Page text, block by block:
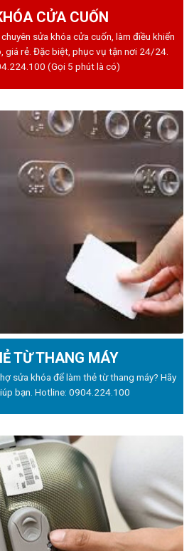
CỬA CUỐN
chuyên sửa khóa cửa cuốn, làm điều khiển
giá rẻ. Đặc biệt, phục vụ tận nơi 24/24.
(Gọi 5 phút là có)
TỪ THANG MÁY
sửa khóa để làm thẻ từ thang máy? Hãy
bạn. Hotline: 0904.224.100